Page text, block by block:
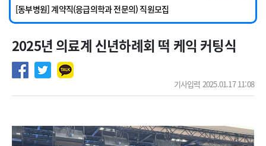
[동부병원] 계약직(응급의학과 전문의) 직원모집
[이대목동병원] 하반기 전공의(레지던트1년차) 모집
[서울아산병원] 2026년 하반기 인턴 모집
[영남대학교의료원] 마취통증의학과 임기제 임상의사 채용
2025년 의료계 신년하례회 떡 케익 커팅식
기사입력 2025.01.17 11:08